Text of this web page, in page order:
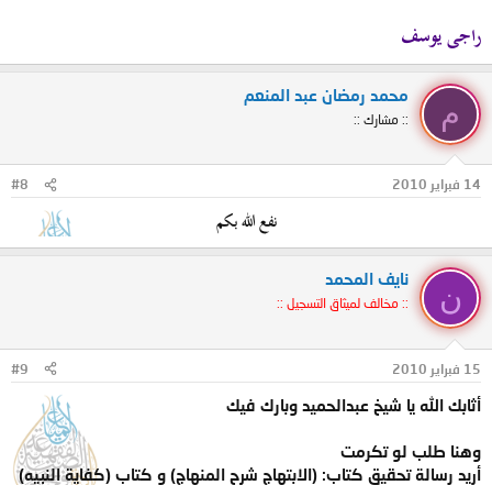
راجى يوسف
م
محمد رمضان عبد المنعم
:: مشارك ::
14 فبراير 2010 #8
نفع الله بكم
ن
نايف المحمد
:: مخالف لميثاق التسجيل ::
15 فبراير 2010 #9
أثابك الله يا شيخ عبدالحميد وبارك فيك
وهنا طلب لو تكرمت
أريد رسالة تحقيق كتاب: (الابتهاج شرح المنهاج) و كتاب (كفاية النبيه)